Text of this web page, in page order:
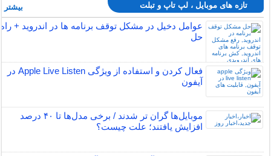
تازه های موبایل ، لپ تاپ و تبلت
عوامل دخیل در مشکل توقف برنامه ها در اندروید + راه
حل
فعال کردن و استفاده از ویژگی Apple Live Listen در
آیفون
موبایل‌ها گران تر شدند / برخی مدل‌ها تا ۴۰ درصد
افزایش یافتند؛ علت چیست؟
بیشتر